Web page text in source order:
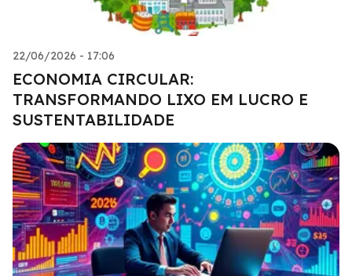
22/06/2026 - 17:06
ECONOMIA CIRCULAR:
TRANSFORMANDO LIXO EM LUCRO E
SUSTENTABILIDADE